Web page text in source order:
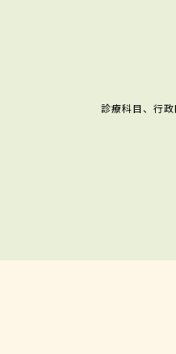
診療科目、行